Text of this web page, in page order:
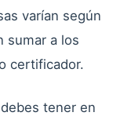
varían según
sumar a los
certificador.
tener en